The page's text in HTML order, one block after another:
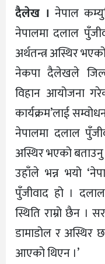
दैलेख । नेपाल
नेपालमा दलाल
अर्थतन्त्र अस्थिर
नेकपा दैलेखले
विहान आयोजना
कार्यक्रम’लाई
नेपालमा दलाल
अस्थिर भएको बताउनु
उहाँले भन्न भयो
पुँजीवाद हो ।
स्थिति राम्रो छैन ।
डामाडोल र
आएको थिएन ।’